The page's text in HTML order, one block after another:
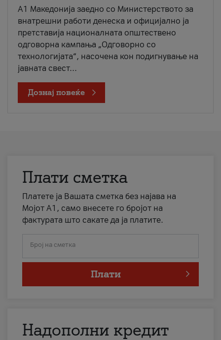
A1 Македонија заедно со Министерството за
внатрешни работи денеска и официјално ја
претставија националната општествено
одговорна кампања „Одговорно со
технологијата“, насочена кон подигнување на
јавната свест...
Дознај повеќе
Плати сметка
Платете ја Вашата сметка без најава на
Мојот А1, само внесете го бројот на
фактурата што сакате да ја платите.
Број на сметка
Плати
Надополни кредит